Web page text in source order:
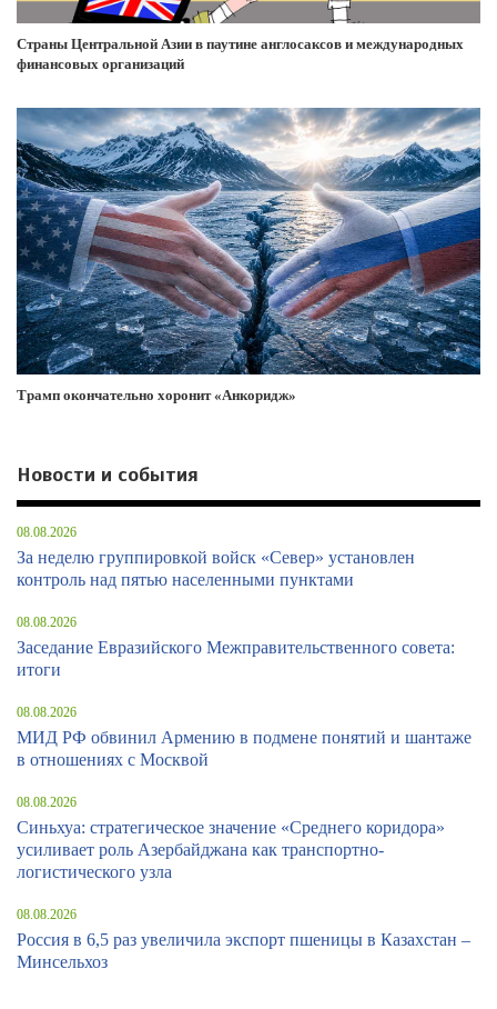
Страны Центральной Азии в паутине англосаксов и международных
финансовых организаций
Трамп окончательно хоронит «Анкоридж»
Новости и события
08.08.2026
За неделю группировкой войск «Север» установлен
контроль над пятью населенными пунктами
08.08.2026
Заседание Евразийского Межправительственного совета:
итоги
08.08.2026
МИД РФ обвинил Армению в подмене понятий и шантаже
в отношениях с Москвой
08.08.2026
Синьхуа: стратегическое значение «Среднего коридора»
усиливает роль Азербайджана как транспортно-
логистического узла
08.08.2026
Россия в 6,5 раз увеличила экспорт пшеницы в Казахстан –
Минсельхоз